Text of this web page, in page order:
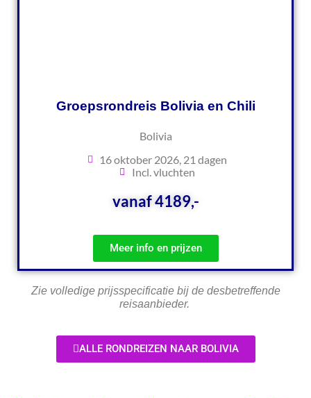
Groepsrondreis Bolivia en Chili
Bolivia
16 oktober 2026, 21 dagen
Incl. vluchten
vanaf 4189,-
Meer info en prijzen
Zie volledige prijsspecificatie bij de desbetreffende
reisaanbieder.
ALLE RONDREIZEN NAAR BOLIVIA